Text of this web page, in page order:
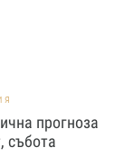
прогноза
събота